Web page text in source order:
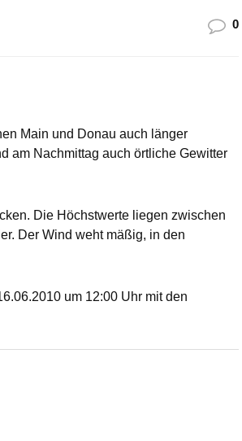
0
Main und Donau auch länger
am Nachmittag auch örtliche Gewitter
Die Höchstwerte liegen zwischen
Der Wind weht mäßig, in den
um 12:00 Uhr mit den